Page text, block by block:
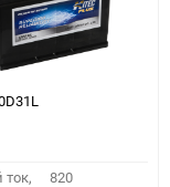
ток, 820